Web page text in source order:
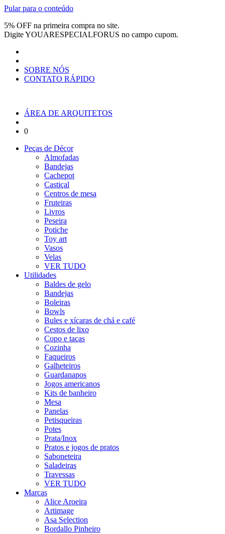
Pular para o conteúdo
5% OFF na primeira compra no site.
DigiteYOUARESPECIALFORUS no campo cupom.
SOBRE NÓS
CONTATO RÁPIDO
ÁREA DE ARQUITETOS
0
Peças de Décor
Almofadas
Bandejas
Cachepot
Castiçal
Centros de mesa
Fruteiras
Livros
Peseira
Potiche
Toy art
Vasos
Velas
VER TUDO
Utilidades
Baldes de gelo
Bandejas
Boleiras
Bowls
Bules e xícaras de chá e café
Cestos de lixo
Copo e taças
Cozinha
Faqueiros
Galheteiros
Guardanapos
Jogos americanos
Kits de banheiro
Mesa
Panelas
Petisqueiras
Potes
Prata/Inox
Pratos e jogos de pratos
Saboneteira
Saladeiras
Travessas
VER TUDO
Marcas
Alice Aroeira
Artimage
Asa Selection
Bordallo Pinheiro